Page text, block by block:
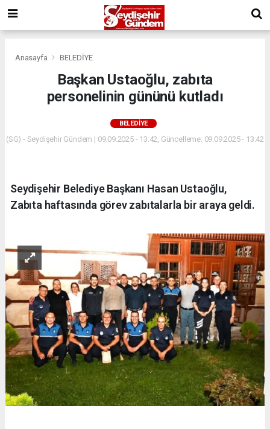
Anasayfa BELEDİYE
Başkan Ustaoğlu, zabıta
personelinin gününü kutladı
BELEDİYE
(SG) - Seydişehir Gündem | 09.09.2025 - 13:42, Güncelleme: 09.09.2025 - 13:42
Seydişehir Belediye Başkanı Hasan Ustaoğlu,
Zabıta haftasında görev zabıtalarla bir araya geldi.